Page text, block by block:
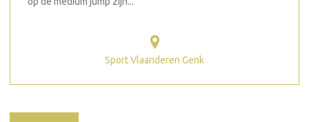
Sport Vlaanderen Genk